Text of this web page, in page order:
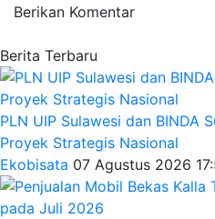
Berikan Komentar
Berita Terbaru
PLN UIP Sulawesi dan BINDA
Proyek Strategis Nasional
Ekobisata 07 Agustus 2026